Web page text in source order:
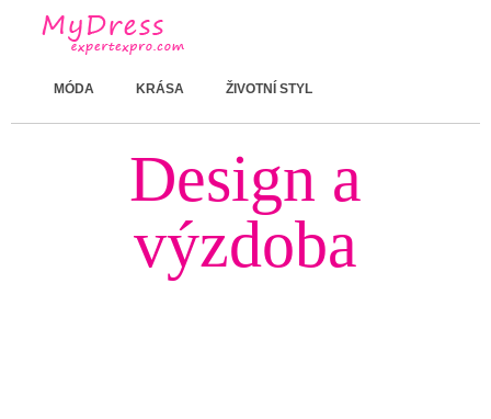
MÓDA KRÁSA ŽIVOTNÍ STYL
Design a
výzdoba